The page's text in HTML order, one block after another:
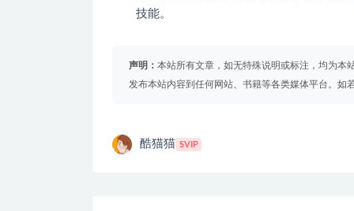
技能。
声明： 本站所有文章，如无特殊说明或标注，均为本
发布本站内容到任何网站、书籍等各类媒体平台。如
酷猫猫 SVIP